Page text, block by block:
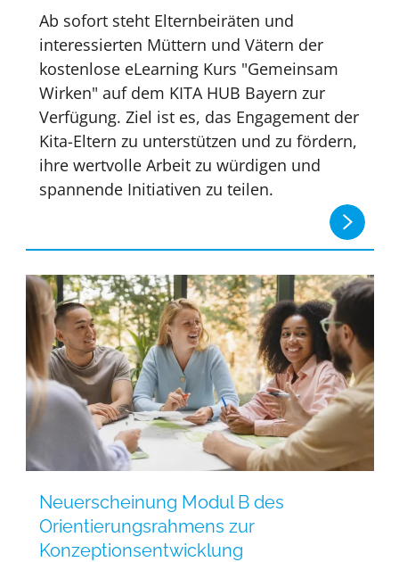
Ab sofort steht Elternbeiräten und
interessierten Müttern und Vätern der
kostenlose eLearning Kurs "Gemeinsam
Wirken" auf dem KITA HUB Bayern zur
Verfügung. Ziel ist es, das Engagement der
Kita-Eltern zu unterstützen und zu fördern,
ihre wertvolle Arbeit zu würdigen und
spannende Initiativen zu teilen.
Neuerscheinung Modul B des
Orientierungsrahmens zur
Konzeptionsentwicklung